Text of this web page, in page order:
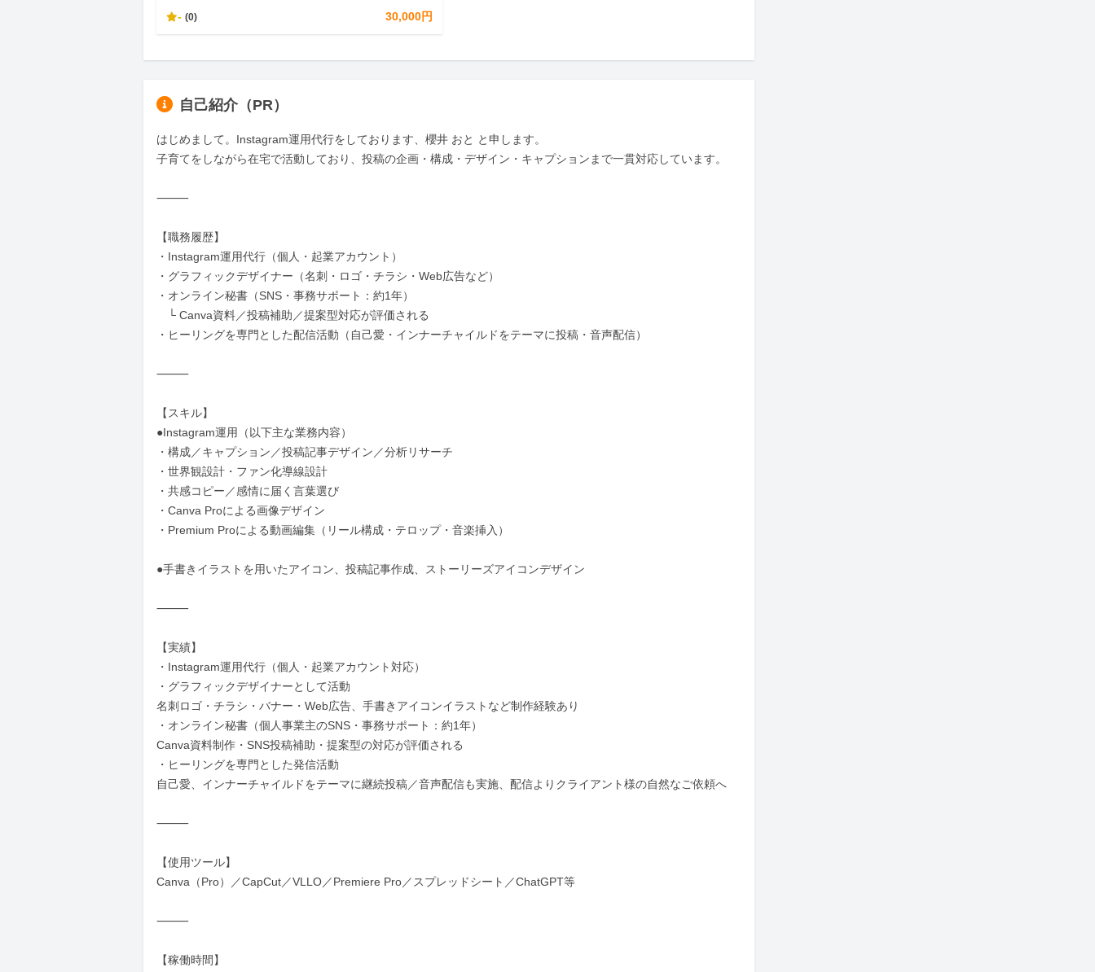
- (0) 30,000円
自己紹介（PR）
はじめまして。Instagram運用代行をしております、櫻井 おと と申します。
子育てをしながら在宅で活動しており、投稿の企画・構成・デザイン・キャプションまで一貫対応しています。
⸻
【職務履歴】
・Instagram運用代行（個人・起業アカウント）
・グラフィックデザイナー（名刺・ロゴ・チラシ・Web広告など）
・オンライン秘書（SNS・事務サポート：約1年）
└ Canva資料／投稿補助／提案型対応が評価される
・ヒーリングを専門とした配信活動（自己愛・インナーチャイルドをテーマに投稿・音声配信）
⸻
【スキル】
●Instagram運用（以下主な業務内容）
・構成／キャプション／投稿記事デザイン／分析リサーチ
・世界観設計・ファン化導線設計
・共感コピー／感情に届く言葉選び
・Canva Proによる画像デザイン
・Premium Proによる動画編集（リール構成・テロップ・音楽挿入）
●手書きイラストを用いたアイコン、投稿記事作成、ストーリーズアイコンデザイン
⸻
【実績】
・Instagram運用代行（個人・起業アカウント対応）
・グラフィックデザイナーとして活動
名刺ロゴ・チラシ・バナー・Web広告、手書きアイコンイラストなど制作経験あり
・オンライン秘書（個人事業主のSNS・事務サポート：約1年）
Canva資料制作・SNS投稿補助・提案型の対応が評価される
・ヒーリングを専門とした発信活動
自己愛、インナーチャイルドをテーマに継続投稿／音声配信も実施、配信よりクライアント様の自然なご依頼へ
⸻
【使用ツール】
Canva（Pro）／CapCut／VLLO／Premiere Pro／スプレッドシート／ChatGPT等
⸻
【稼働時間】